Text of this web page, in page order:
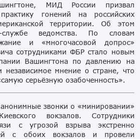
МИД России призвал
гонений на российских
территории. Об этом
ведомства. По словам
и «многочасовой допрос»
сотрудниками ФБР стало новым
Вашингтона по давлению на
независимое мнение о стране, что
серьёзную озабоченность».
звонки о «минировании»
вокзалов. Сотрудники
с угрозой взрыва экстренно
с обоих вокзалов и провели